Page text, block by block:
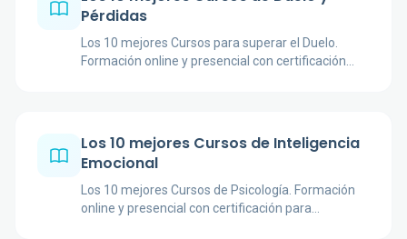
Pérdidas
Los 10 mejores Cursos para superar el Duelo.
Formación online y presencial con certificación
Los 10 mejores Cursos de Inteligencia
Emocional
Los 10 mejores Cursos de Psicología. Formación
online y presencial con certificación para